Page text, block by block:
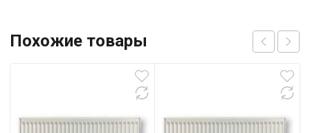
Похожие товары